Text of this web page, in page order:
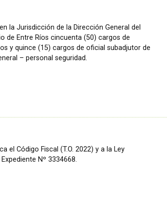
la Jurisdicción de la Dirección General del
de Entre Ríos cincuenta (50) cargos de
y quince (15) cargos de oficial subadjutor de
– personal seguridad.
el Código Fiscal (T.O. 2022) y a la Ley
Nº 3334668.